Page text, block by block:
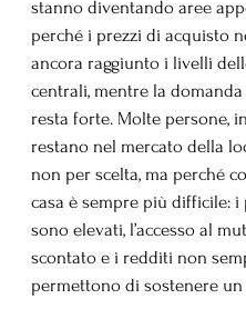
stanno diventando aree
perché i prezzi di acquisto
ancora raggiunto i livelli
centrali, mentre la
resta forte. Molte persone,
restano nel mercato della
non per scelta, ma perché
casa è sempre più difficile: i
sono elevati, l’accesso al
scontato e i redditi non
permettono di sostenere un